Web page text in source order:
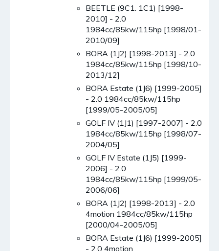
BEETLE (9C1. 1C1) [1998-
2010] - 2.0
1984cc/85kw/115hp [1998/01-
2010/09]
BORA (1J2) [1998-2013] - 2.0
1984cc/85kw/115hp [1998/10-
2013/12]
BORA Estate (1J6) [1999-2005]
- 2.0 1984cc/85kw/115hp
[1999/05-2005/05]
GOLF IV (1J1) [1997-2007] - 2.0
1984cc/85kw/115hp [1998/07-
2004/05]
GOLF IV Estate (1J5) [1999-
2006] - 2.0
1984cc/85kw/115hp [1999/05-
2006/06]
BORA (1J2) [1998-2013] - 2.0
4motion 1984cc/85kw/115hp
[2000/04-2005/05]
BORA Estate (1J6) [1999-2005]
- 2.0 4motion